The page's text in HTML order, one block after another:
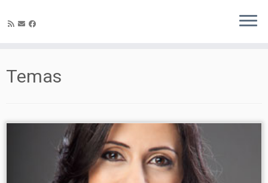
Temas